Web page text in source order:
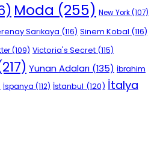
Moda (255) New York(107)
Sarıkaya (116) Sinem Kobal (116)
(109) Victoria's Secret (115)
Yunan Adaları (135) İbrahim
İspanya (112) İstanbul (120) İtalya